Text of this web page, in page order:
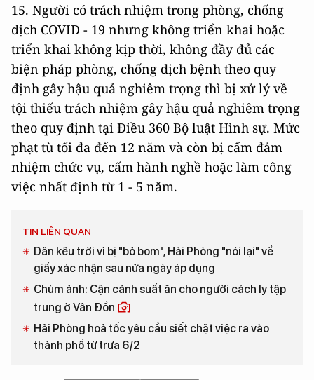
15. Người có trách nhiệm trong phòng, chống
dịch COVID - 19 nhưng không triển khai hoặc
triển khai không kịp thời, không đầy đủ các
biện pháp phòng, chống dịch bệnh theo quy
định gây hậu quả nghiêm trọng thì bị xử lý về
tội thiếu trách nhiệm gây hậu quả nghiêm trọng
theo quy định tại Điều 360 Bộ luật Hình sự. Mức
phạt tù tối đa đến 12 năm và còn bị cấm đảm
nhiệm chức vụ, cấm hành nghề hoặc làm công
việc nhất định từ 1 - 5 năm.
TIN LIÊN QUAN
Dân kêu trời vì bị "bỏ bom", Hải Phòng "nói lại" về
giấy xác nhận sau nửa ngày áp dụng
Chùm ảnh: Cận cảnh suất ăn cho người cách ly tập
trung ở Vân Đồn
Hải Phòng hoả tốc yêu cầu siết chặt việc ra vào
thành phố từ trưa 6/2